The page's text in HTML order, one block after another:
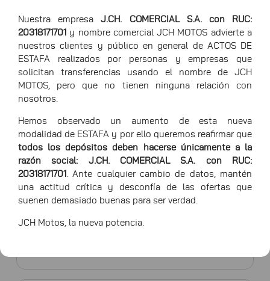
Nuestra empresaJ.CH. COMERCIAL S.A. con RUC:
20318171701 y nombre comercial JCH MOTOS advierte a
nuestros clientes y público en general de ACTOS DE
ESTAFA realizados por personas y empresas que
solicitan transferencias usando el nombre de JCH
MOTOS, pero que no tienen ninguna relación con
nosotros.
Hemos observado un aumento de esta nueva
modalidad de ESTAFA y por ello queremos reafirmar que
todos los depósitos deben hacerse únicamente a la
razón social: J.CH. COMERCIAL S.A. con RUC:
20318171701
. Ante cualquier cambio de datos, mantén
una actitud crítica y desconfía de las ofertas que
suenen demasiado buenas para ser verdad.
JCH Motos, la nueva potencia.
JCH 300
Top 5
Nuevo